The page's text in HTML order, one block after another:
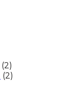
(2)
(2)